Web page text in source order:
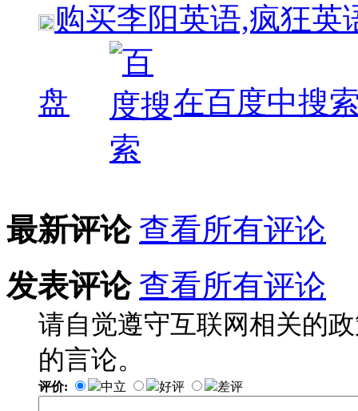
购买李阳英语,疯狂英
盘 在百度中搜
最新评论 查看所有评论
发表评论 查看所有评论
请自觉遵守互联网相关的
的言论。
评价: 中立 好评 差评